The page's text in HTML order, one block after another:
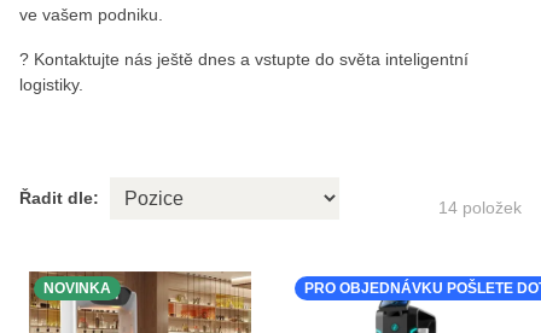
ve vašem podniku.
? Kontaktujte nás ještě dnes a vstupte do světa inteligentní
logistiky.
Řadit dle: 14 položek
NOVINKA PRO OBJEDNÁVKU POŠLETE